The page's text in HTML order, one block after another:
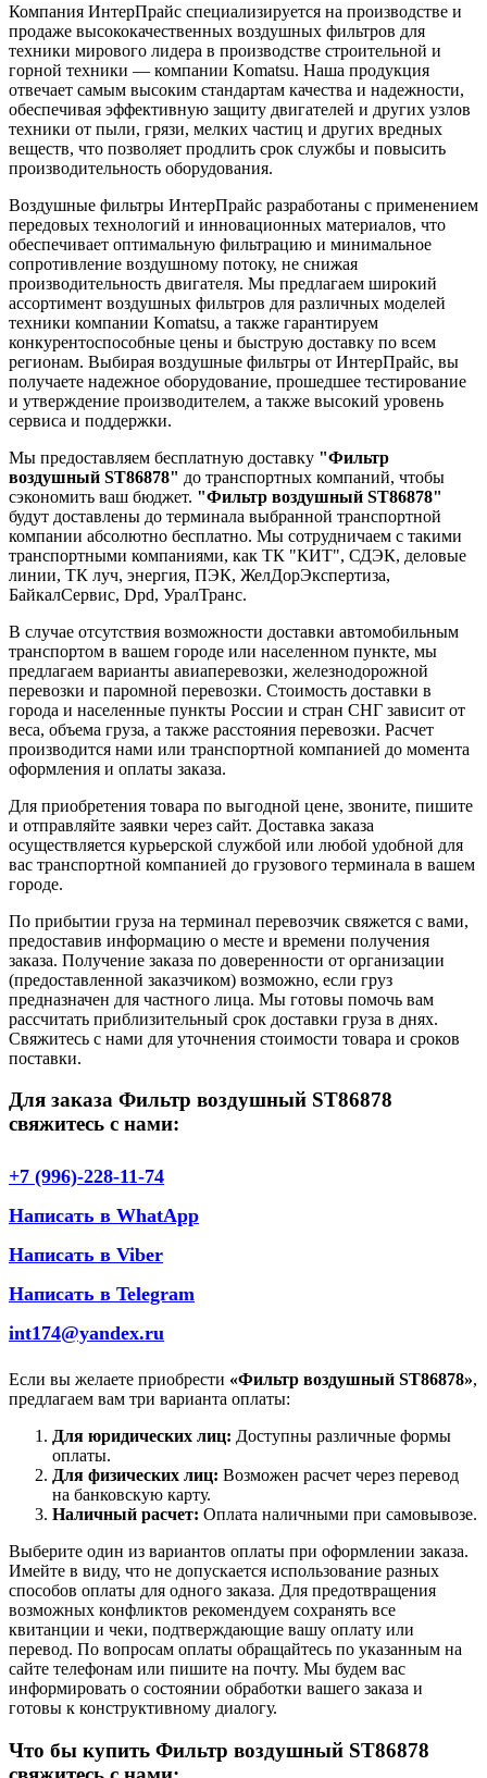
Компания ИнтерПрайс специализируется на производстве и
продаже высококачественных воздушных фильтров для
техники мирового лидера в производстве строительной и
горной техники — компании Komatsu. Наша продукция
отвечает самым высоким стандартам качества и надежности,
обеспечивая эффективную защиту двигателей и других узлов
техники от пыли, грязи, мелких частиц и других вредных
веществ, что позволяет продлить срок службы и повысить
производительность оборудования.
Воздушные фильтры ИнтерПрайс разработаны с применением
передовых технологий и инновационных материалов, что
обеспечивает оптимальную фильтрацию и минимальное
сопротивление воздушному потоку, не снижая
производительность двигателя. Мы предлагаем широкий
ассортимент воздушных фильтров для различных моделей
техники компании Komatsu, а также гарантируем
конкурентоспособные цены и быструю доставку по всем
регионам. Выбирая воздушные фильтры от ИнтерПрайс, вы
получаете надежное оборудование, прошедшее тестирование
и утверждение производителем, а также высокий уровень
сервиса и поддержки.
Мы предоставляем бесплатную доставку "Фильтр
воздушный ST86878" до транспортных компаний, чтобы
сэкономить ваш бюджет. "Фильтр воздушный ST86878"
будут доставлены до терминала выбранной транспортной
компании абсолютно бесплатно. Мы сотрудничаем с такими
транспортными компаниями, как ТК "КИТ", СДЭК, деловые
линии, ТК луч, энергия, ПЭК, ЖелДорЭкспертиза,
БайкалСервис, Dpd, УралТранс.
В случае отсутствия возможности доставки автомобильным
транспортом в вашем городе или населенном пункте, мы
предлагаем варианты авиаперевозки, железнодорожной
перевозки и паромной перевозки. Стоимость доставки в
города и населенные пункты России и стран СНГ зависит от
веса, объема груза, а также расстояния перевозки. Расчет
производится нами или транспортной компанией до момента
оформления и оплаты заказа.
Для приобретения товара по выгодной цене, звоните, пишите
и отправляйте заявки через сайт. Доставка заказа
осуществляется курьерской службой или любой удобной для
вас транспортной компанией до грузового терминала в вашем
городе.
По прибытии груза на терминал перевозчик свяжется с вами,
предоставив информацию о месте и времени получения
заказа. Получение заказа по доверенности от организации
(предоставленной заказчиком) возможно, если груз
предназначен для частного лица. Мы готовы помочь вам
рассчитать приблизительный срок доставки груза в днях.
Свяжитесь с нами для уточнения стоимости товара и сроков
поставки.
Для заказа Фильтр воздушный ST86878
свяжитесь с нами:
+7 (996)-228-11-74
Написать в WhatApp
Написать в Viber
Написать в Telegram
int174@yandex.ru
Если вы желаете приобрести «Фильтр воздушный ST86878»,
предлагаем вам три варианта оплаты:
Для юридических лиц: Доступны различные формы
оплаты.
Для физических лиц: Возможен расчет через перевод
на банковскую карту.
Наличный расчет: Оплата наличными при самовывозе.
Выберите один из вариантов оплаты при оформлении заказа.
Имейте в виду, что не допускается использование разных
способов оплаты для одного заказа. Для предотвращения
возможных конфликтов рекомендуем сохранять все
квитанции и чеки, подтверждающие вашу оплату или
перевод. По вопросам оплаты обращайтесь по указанным на
сайте телефонам или пишите на почту. Мы будем вас
информировать о состоянии обработки вашего заказа и
готовы к конструктивному диалогу.
Что бы купить Фильтр воздушный ST86878